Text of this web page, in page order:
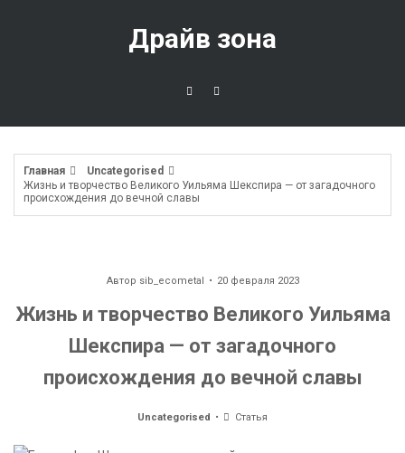
Драйв зона
Главная
Uncategorised
Жизнь и творчество Великого Уильяма Шекспира — от загадочного
происхождения до вечной славы
Автор sib_ecometal 20 февраля 2023
Жизнь и творчество Великого Уильяма
Шекспира — от загадочного
происхождения до вечной славы
Uncategorised Статья